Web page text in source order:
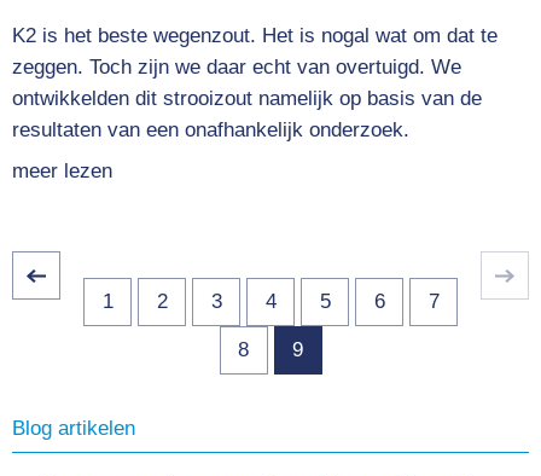
K2 is het beste wegenzout. Het is nogal wat om dat te
zeggen. Toch zijn we daar echt van overtuigd. We
ontwikkelden dit strooizout namelijk op basis van de
resultaten van een onafhankelijk onderzoek.
meer lezen
1 2 3 4 5 6 7
8 9
Blog artikelen